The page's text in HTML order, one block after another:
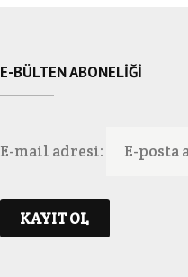
E-BÜLTEN ABONELIĞI
E-mail adresi: